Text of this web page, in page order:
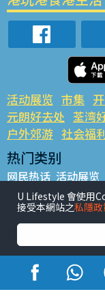
活动展览 市集
元朗好去处 荃湾
户外郊游 社会福
热门类别
网民热话 活动展览
铜锣湾好去处 元朗
餐厅情报 户外郊游
热门标签
#UGO揾好去处 #
#亲子玩乐好去处
#UJetso礼物放送
U Lifestyle 會使用
接受本網站之私隱